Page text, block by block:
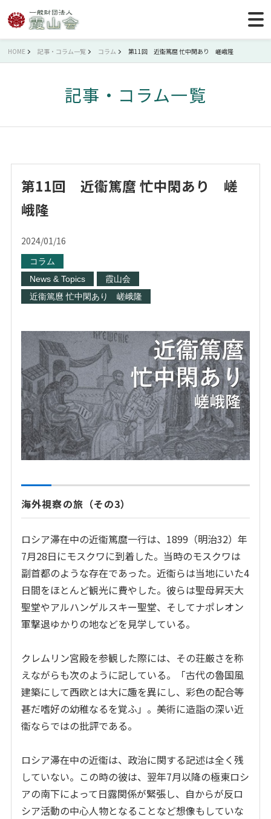
HOME 記事・コラム一覧 コラム 第11回 近衞篤麿 忙中閑あり 嵯峨隆
記事・コラム一覧
第11回 近衞篤麿 忙中閑あり 嵯
峨隆
2024/01/16
コラム
News & Topics
霞山会
近衞篤麿 忙中閑あり 嵯峨隆
海外視察の旅（その3）
ロシア滞在中の近衞篤麿一行は、 1899（明治32）年
7月28日にモスクワに到着した。当時のモスクワは
副首都のような存在であった。近衞らは当地にいた4
日間をほとんど観光に費やした。彼らは聖母昇天大
聖堂やアルハンゲルスキー聖堂、そしてナポレオン
軍撃退ゆかりの地などを見学している。
クレムリン宮殿を参観した際には、その荘厳さを称
えながらも次のように記している。「古代の魯国風
建築にして西欧とは大に趣を異にし、彩色の配合等
甚だ嗜好の幼稚なるを覚ふ」。美術に造詣の深い近
衞ならではの批評である。
ロシア滞在中の近衞は、政治に関する記述は全く残
していない。この時の彼は、翌年7月以降の極東ロシ
アの南下によって日露関係が緊張し、自からが反ロ
シア活動の中心人物となることなど想像もしていな